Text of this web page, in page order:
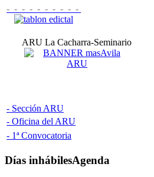
- - - - - - - - - -
ARU La Cacharra-Seminario
- Sección ARU
- Oficina del ARU
- 1ª Convocatoria
Días inhábilesAgenda